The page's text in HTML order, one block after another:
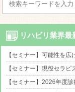
リハビリ業界最
【セミナー】可能性を
【セミナー】現役セラピ
【セミナー】2026年度